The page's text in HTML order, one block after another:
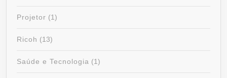
Projetor (1)
Ricoh (13)
Saúde e Tecnologia (1)